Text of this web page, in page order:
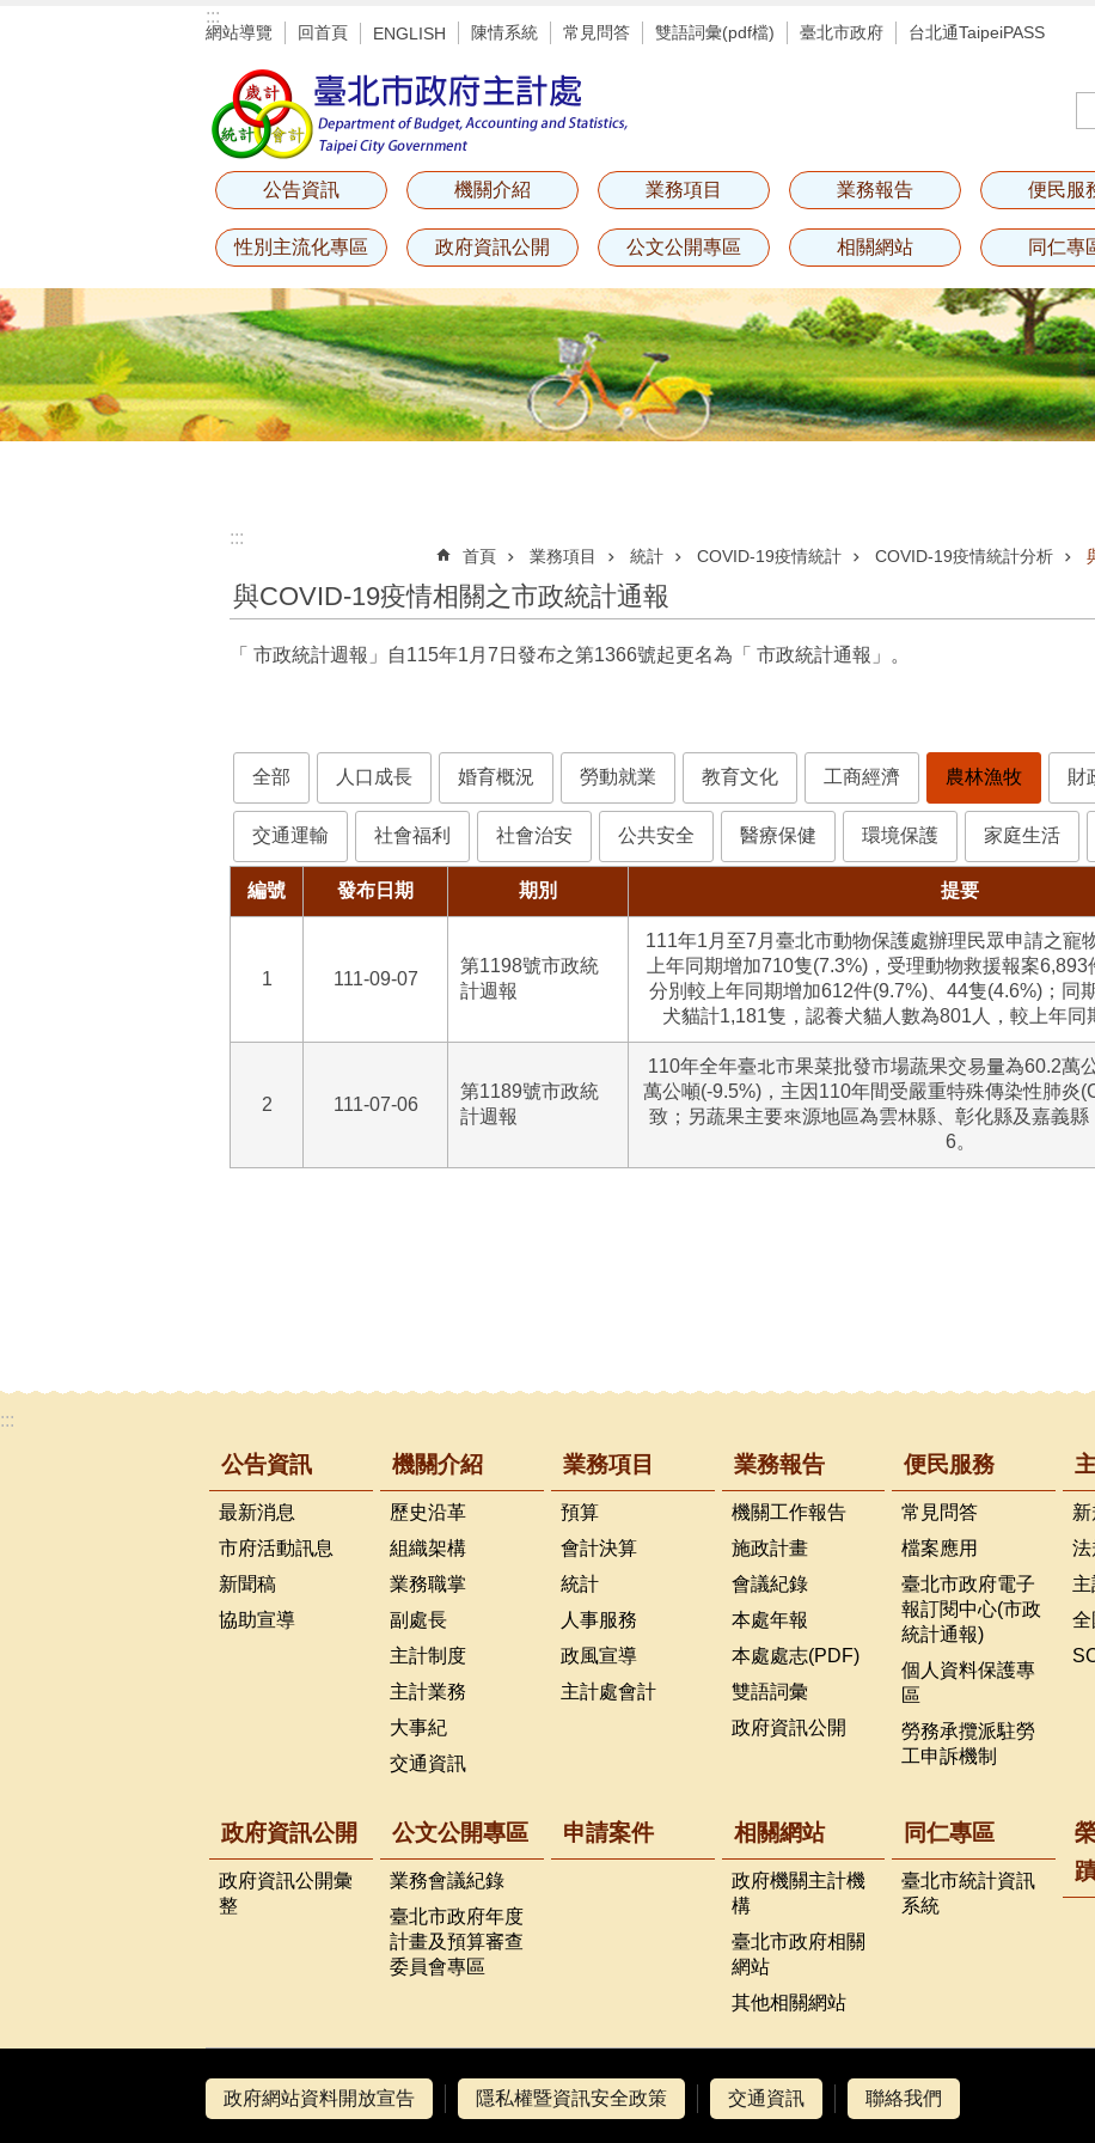
:::
網站導覽 回首頁 ENGLISH 陳情系統 常見問答 雙語詞彙(pdf檔) 臺北市政府 台北通TaipeiPASS
公告資訊 機關介紹 業務項目 業務報告 便民服
性別主流化專區 政府資訊公開 公文公開專區 相關網站 同仁專
:::
首頁 業務項目 統計 COVID-19疫情統計 COVID-19疫情統計分析
與COVID-19疫情相關之市政統計通報
「 市政統計週報」自115年1月7日發布之第1366號起更名為「 市政統計通報」。
全部 人口成長 婚育概況 勞動就業 教育文化 工商經濟 農林漁牧 財
交通運輸 社會福利 社會治安 公共安全 醫療保健 環境保護 家庭生活
編號 發布日期 期別 提要
1 111-09-07
第1198號市政統
計週報
111年1月至7月臺北市動物保護處辦理民眾申請之寵
上年同期增加710隻(7.3%)，受理動物救援報案6,893
分別較上年同期增加612件(9.7%)、44隻(4.6%)；同
犬貓計1,181隻，認養犬貓人數為801人，較上年同
2 111-07-06
第1189號市政統
計週報
110年全年臺北市果菜批發市場蔬果交易量為60.2萬
萬公噸(-9.5%)，主因110年間受嚴重特殊傳染性肺炎
致；另蔬果主要來源地區為雲林縣、彰化縣及嘉義
6。
:::
公告資訊
最新消息
市府活動訊息
新聞稿
協助宣導
機關介紹
歷史沿革
組織架構
業務職掌
副處長
主計制度
主計業務
大事紀
交通資訊
業務項目
預算
會計決算
統計
人事服務
政風宣導
主計處會計
業務報告
機關工作報告
施政計畫
會議紀錄
本處年報
本處處志(PDF)
雙語詞彙
政府資訊公開
便民服務
常見問答
檔案應用
臺北市政府電子
報訂閱中心(市政
統計通報)
個人資料保護專
區
勞務承攬派駐勞
工申訴機制
法
全
政府資訊公開
政府資訊公開彙
整
公文公開專區
業務會議紀錄
臺北市政府年度
計畫及預算審查
委員會專區
申請案件 相關網站
政府機關主計機
構
臺北市政府相關
網站
其他相關網站
同仁專區
臺北市統計資訊
系統
政府網站資料開放宣告 隱私權暨資訊安全政策 交通資訊 聯絡我們